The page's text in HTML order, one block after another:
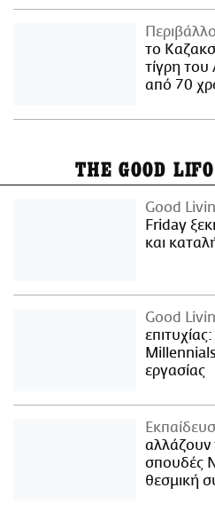
το
τίγρη
από 70
THE GOOD LIFO
Good
Friday
και
Good
εργασίας
αλλάζουν
σπουδές
θεσμική